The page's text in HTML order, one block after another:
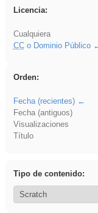
Licencia:
Cualquiera
CCo Dominio Público
Orden:
Fecha (recientes)
Fecha (antiguos)
Visualizaciones
Título
Tipo de contenido: